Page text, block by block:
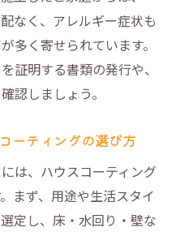
なく、アレルギー症状も
多く寄せられています。
証明する書類の発行や、
認しましょう。
ーティングの選び方
は、ハウスコーティング
まず、用途や生活スタイ
定し、床・水回り・壁な